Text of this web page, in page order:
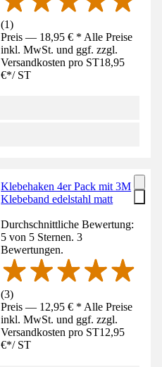
(1)
Preis — 18,95 € * Alle Preise
inkl. MwSt. und ggf. zzgl.
Versandkosten pro ST18,95
€*/ ST
Klebehaken 4er Pack mit 3M
Klebeband edelstahl matt
Durchschnittliche Bewertung:
5 von 5 Sternen. 3
Bewertungen.
(3)
Preis — 12,95 € * Alle Preise
inkl. MwSt. und ggf. zzgl.
Versandkosten pro ST12,95
€*/ ST